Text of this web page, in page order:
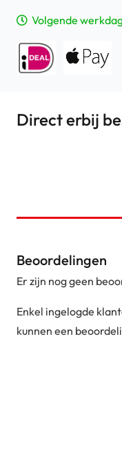
Volgende
Direct erbij
Beoordelingen
Er zijn nog geen
Enkel ingelogde
kunnen een